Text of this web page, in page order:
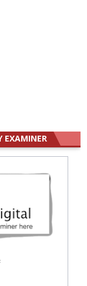
EXAMINER